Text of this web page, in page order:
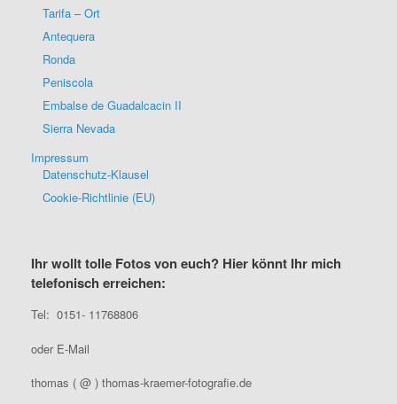
Tarifa – Ort
Antequera
Ronda
Peniscola
Embalse de Guadalcacin II
Sierra Nevada
Impressum
Datenschutz-Klausel
Cookie-Richtlinie (EU)
Ihr wollt tolle Fotos von euch? Hier könnt Ihr mich
telefonisch erreichen:
Tel: 0151- 11768806
oder E-Mail
thomas ( @ ) thomas-kraemer-fotografie.de